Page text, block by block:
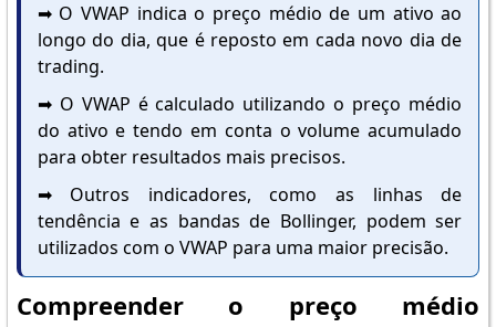
➡️ O VWAP indica o preço médio de um ativo ao
longo do dia, que é reposto em cada novo dia de
trading.
➡️ O VWAP é calculado utilizando o preço médio
do ativo e tendo em conta o volume acumulado
para obter resultados mais precisos.
➡️ Outros indicadores, como as linhas de
tendência e as bandas de Bollinger, podem ser
utilizados com o VWAP para uma maior precisão.
Compreender o preço médio